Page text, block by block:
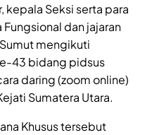
kepala Seksi serta para
Fungsional dan jajaran
mengikuti
43 bidang pidsus
daring (zoom online)
Sumatera Utara.
Khusus tersebut